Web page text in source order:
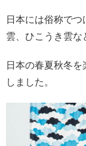
日本には俗称で
雲、ひこうき雲な
日本の春夏秋冬
しました。